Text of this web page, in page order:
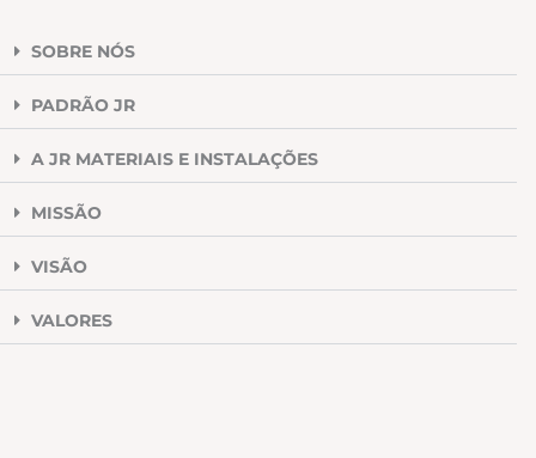
SOBRE NÓS
PADRÃO JR
A JR MATERIAIS E INSTALAÇÕES
MISSÃO
VISÃO
VALORES